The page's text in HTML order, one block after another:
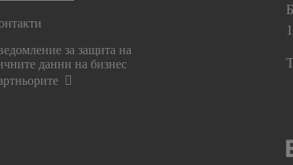
за защита на
данни на бизнес